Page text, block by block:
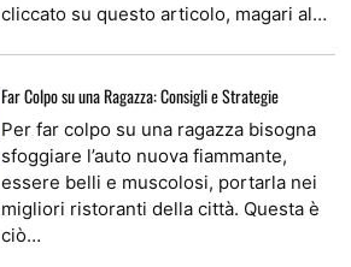
cliccato su questo articolo, magari al…
Far Colpo su una Ragazza: Consigli e Strategie
Per far colpo su una ragazza bisogna
sfoggiare l’auto nuova fiammante,
essere belli e muscolosi, portarla nei
migliori ristoranti della città. Questa è
ciò…